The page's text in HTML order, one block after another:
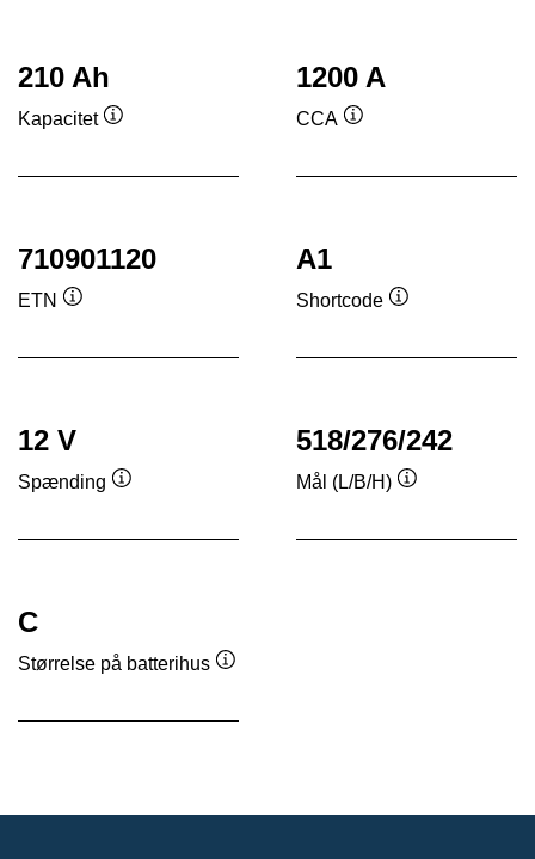
210 Ah
Kapacitet
1200 A
CCA
710901120
ETN
A1
Shortcode
12 V
Spænding
518/276/242
Mål (L/B/H)
C
Størrelse på batterihus